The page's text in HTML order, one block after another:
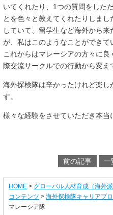
いてくれたり、1つの質問をした
とを色々と教えてくれたりしま
していて、留学生など海外から
が、私はこのようなことができて
これからはマレーシアの方々に
際交流サークルでの行動から変え
海外探検隊は辛かったけれど楽
す。
様々な経験をさせていただき本当
前の記事 一
HOME> グローバル人材育成（海外派
コンテンツ > 海外探検隊キャリアプ
マレーシア隊